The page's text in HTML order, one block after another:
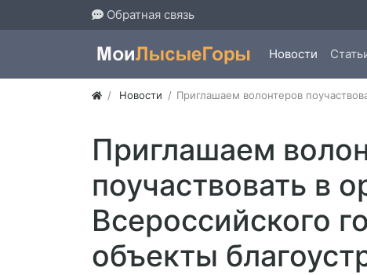
Обратная связь
Новости
Новости ​Приглашаем волонтеров
​Приглашаем
поучаствовать в
Всероссийского
объекты